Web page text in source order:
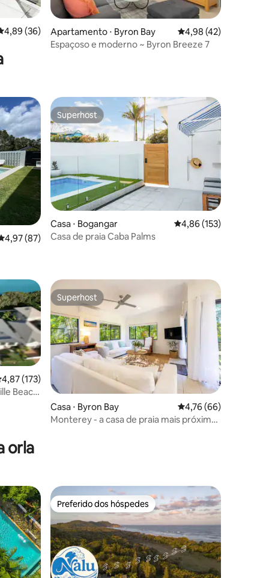
de uma avaliação média de 5, 36 avaliações
4,89 (36) Apartamento ⋅ Byron Bay 4,98 de uma
4,98 (42)
Espaçoso e moderno ~ Byron Breeze 7
hóspedes
de uma avaliação média de 5, 87 avaliações
4,97 (87)
Superhost
Superhost
Casa ⋅ Bogangar 4,86 de uma avaliação
4,86 (153)
Casa de praia Caba Palms
de uma avaliação média de 5, 173 avaliações
4,87 (173)
Beach
Superhost
Superhost
Casa ⋅ Byron Bay 4,76 de uma
4,76 (66)
Monterey - a casa de praia mais próxima
orla
Preferido dos hóspedes
Preferido dos hóspedes